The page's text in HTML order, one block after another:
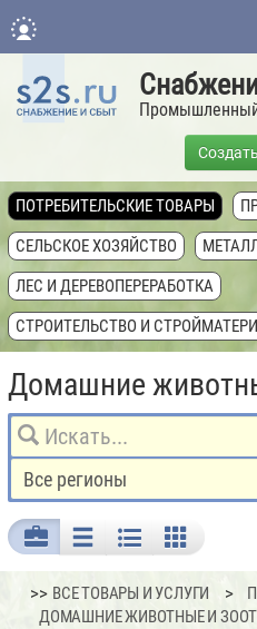
ПОТРЕБИТЕЛЬСКИЕ ТОВАРЫ
СЕЛЬСКОЕ ХОЗЯЙСТВО
ЛЕС И ДЕРЕВОПЕРЕРАБОТКА
СТРОИТЕЛЬСТВО И
ТОПЛИВНАЯ ПРОМЫШЛЕННОСТЬ
ТЕХНИКА, ОБОРУДОВАНИЕ,
НЕДВИЖИМОСТЬ И ЗЕМЛЯ
Домашние
>>ВСЕ ТОВАРЫ И УСЛУГИ
ДОМАШНИЕ ЖИВОТНЫЕ И